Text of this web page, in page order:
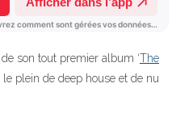
son tout premier album ‘The
le plein de deep house et de nu